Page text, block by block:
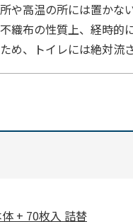
や高温の所には置かな
織布の性質上、経時的
め、トイレには絶対流
+ 70枚入 詰替